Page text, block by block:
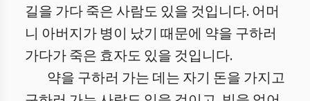
길을 가다 죽은 사람도 있을 것입니다. 어머
니 아버지가 병이 났기 때문에 약을 구하러
가다가 죽은 효자도 있을 것입니다.
약을 구하러 가는 데는 자기 돈을 가지고